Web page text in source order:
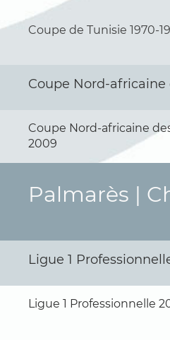
Coupe de Tunisie 1970-
Coupe Nord-africaine
Coupe Nord-africaine
2009
Palmarès |
Ligue 1
Ligue 1 Professionnelle